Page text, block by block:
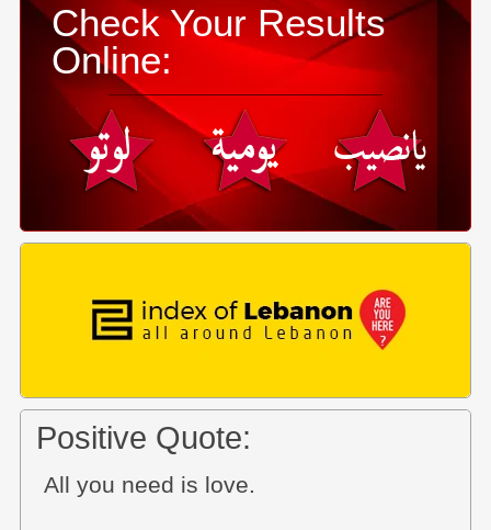
Check Your Results
Online:
Positive Quote:
All you need is love.